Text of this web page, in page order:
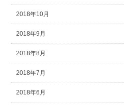
2018年10月
2018年9月
2018年8月
2018年7月
2018年6月